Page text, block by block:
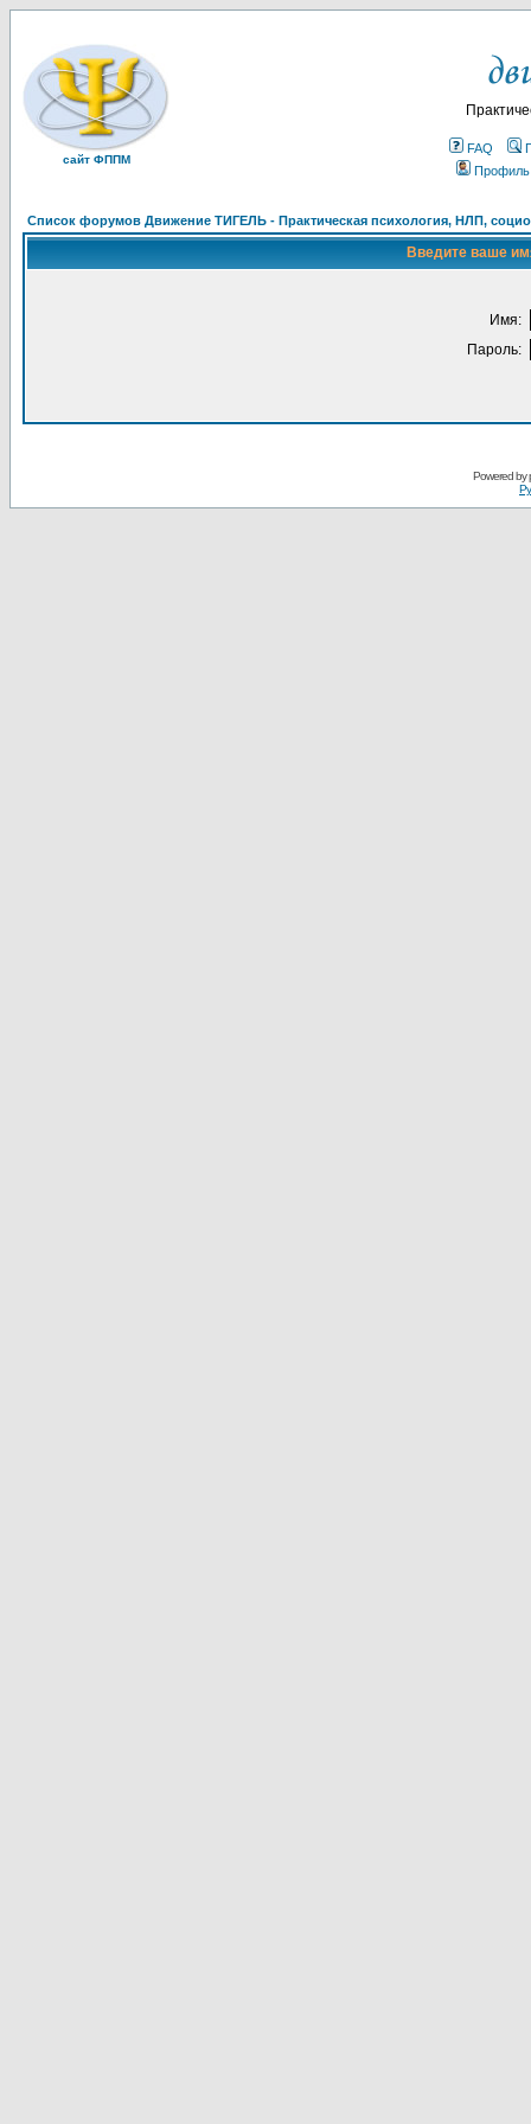
сайт ФППМ
FAQ
Профиль
Список форумов Движение ТИГЕЛЬ - Практическая психология, НЛП,
Введите ваше
Имя:
Пароль:
Powered by